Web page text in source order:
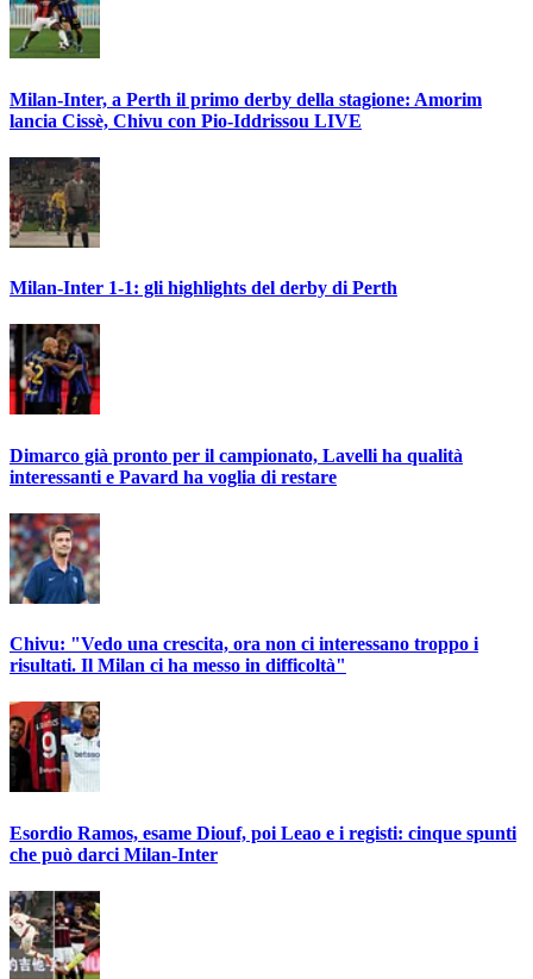
Milan-Inter, a Perth il primo derby della stagione: Amorim
lancia Cissè, Chivu con Pio-Iddrissou LIVE
Milan-Inter 1-1: gli highlights del derby di Perth
Dimarco già pronto per il campionato, Lavelli ha qualità
interessanti e Pavard ha voglia di restare
Chivu: "Vedo una crescita, ora non ci interessano troppo i
risultati. Il Milan ci ha messo in difficoltà"
Esordio Ramos, esame Diouf, poi Leao e i registi: cinque spunti
che può darci Milan-Inter